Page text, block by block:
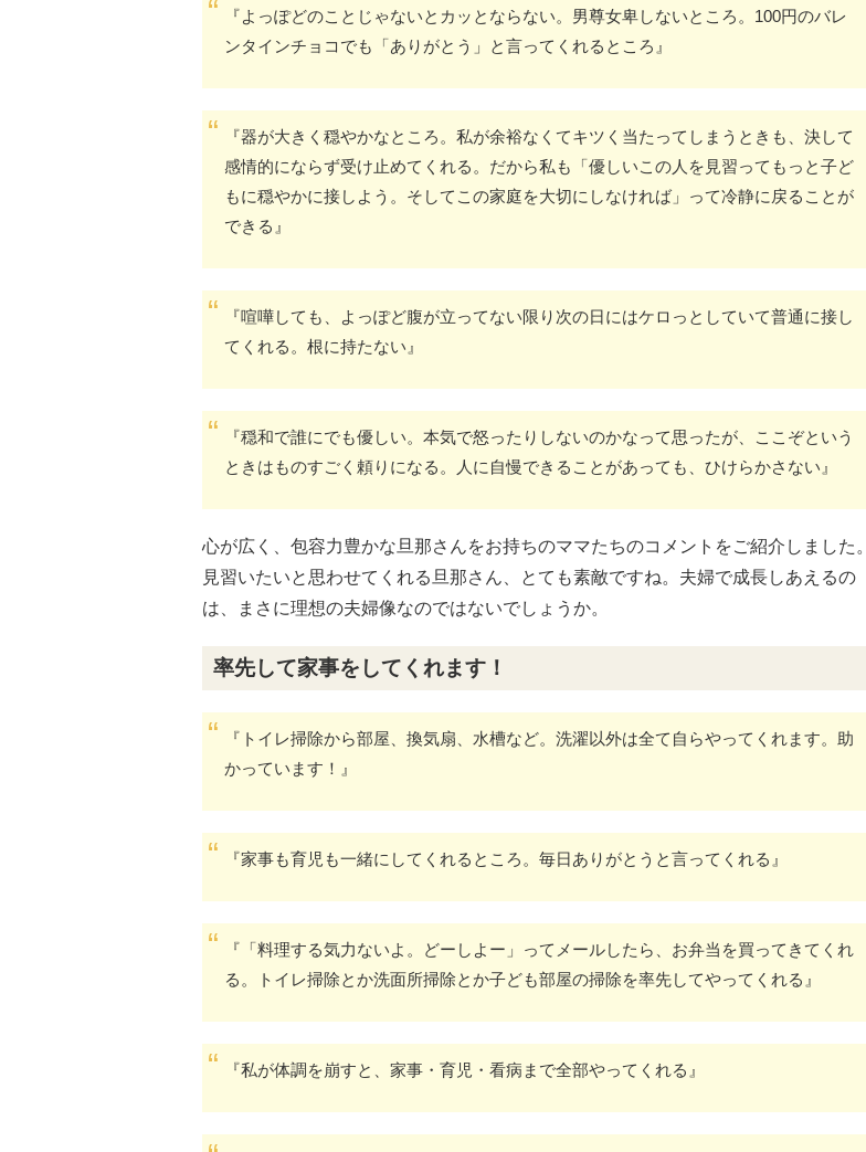
『よっぽどのことじゃないとカッとならない。男尊女卑しないところ。100円のバレ
ンタインチョコでも「ありがとう」と言ってくれるところ』
『器が大きく穏やかなところ。私が余裕なくてキツく当たってしまうときも、決して
感情的にならず受け止めてくれる。だから私も「優しいこの人を見習ってもっと子ど
もに穏やかに接しよう。そしてこの家庭を大切にしなければ」って冷静に戻ることが
できる』
『喧嘩しても、よっぽど腹が立ってない限り次の日にはケロっとしていて普通に接し
てくれる。根に持たない』
『穏和で誰にでも優しい。本気で怒ったりしないのかなって思ったが、ここぞという
ときはものすごく頼りになる。人に自慢できることがあっても、ひけらかさない』
心が広く、包容力豊かな旦那さんをお持ちのママたちのコメントをご紹介しました。
見習いたいと思わせてくれる旦那さん、とても素敵ですね。夫婦で成長しあえるの
は、まさに理想の夫婦像なのではないでしょうか。
率先して家事をしてくれます！
『トイレ掃除から部屋、換気扇、水槽など。洗濯以外は全て自らやってくれます。助
かっています！』
『家事も育児も一緒にしてくれるところ。毎日ありがとうと言ってくれる』
『「料理する気力ないよ。どーしよー」ってメールしたら、お弁当を買ってきてくれ
る。トイレ掃除とか洗面所掃除とか子ども部屋の掃除を率先してやってくれる』
『私が体調を崩すと、家事・育児・看病まで全部やってくれる』